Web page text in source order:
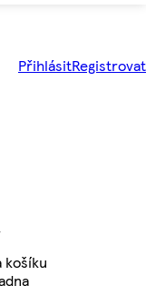
PřihlásitRegistrovat
cena košíku
košíku